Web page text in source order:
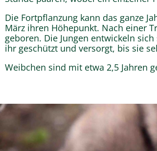
Die Fortpflanzung kann das ganze
März ihren Höhepunkt. Nach einer
geboren. Die Jungen entwickeln
ihr geschützt und versorgt, bis sie
Weibchen sind mit etwa 2,5 Jahren